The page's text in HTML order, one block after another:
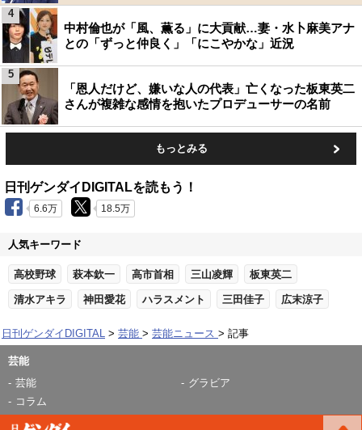
中村倫也が「風、薫る」に大貢献…妻・水卜麻美アナ
との「ずっと仲良く」「にこやかな」近況
4
「恩人だけど、嫌いな人の代表」亡くなった板東英二
さんが複雑な感情を抱いたプロデューサーの名前
5
もっとみる
日刊ゲンダイDIGITALを読もう！
6.6万 18.5万
人気キーワード
高校野球 萩本欽一 高市首相 三山凌輝 板東英二
清水アキラ 神田愛花 ハラスメント 三田佳子 広末涼子
日刊ゲンダイDIGITAL 芸能 芸能ニュース 記事
芸能
芸能
グラビア
コラム